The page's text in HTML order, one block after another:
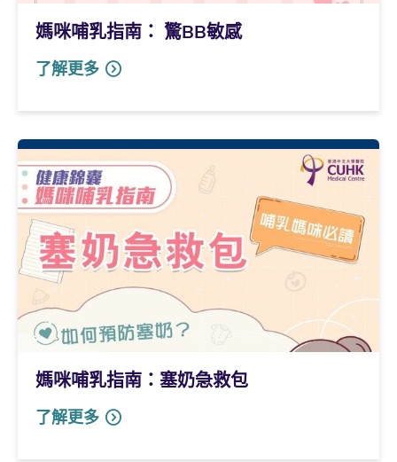
媽咪哺乳指南： 驚BB敏感
了解更多
媽咪哺乳指南：塞奶急救包
了解更多